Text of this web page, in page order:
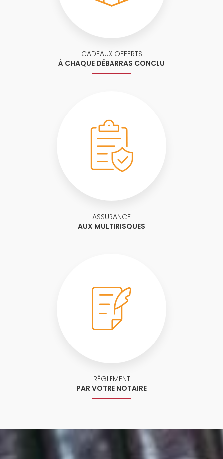
CADEAUX OFFERTS
À CHAQUE DÉBARRAS CONCLU
ASSURANCE
AUX MULTIRISQUES
RÈGLEMENT
PAR VOTRE NOTAIRE